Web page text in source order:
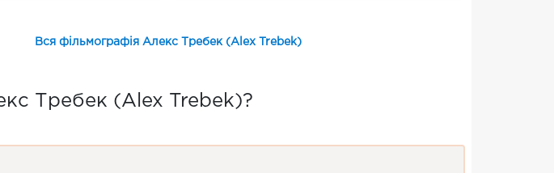
Вся фільмографія Алекс Требек (Alex Trebek)
Требек (Alex Trebek)?